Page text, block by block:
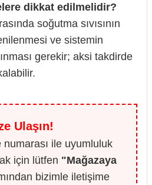
dikkat edilmelidir?
soğutma sıvısının
ve sistemin
gerekir; aksi takdirde
Ulaşın!
numarası ile uyumluluk
için lütfen "Mağazaya
bizimle iletişime